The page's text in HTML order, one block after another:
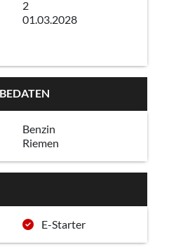
2
01.03.2028
Benzin
Riemen
E-Starter